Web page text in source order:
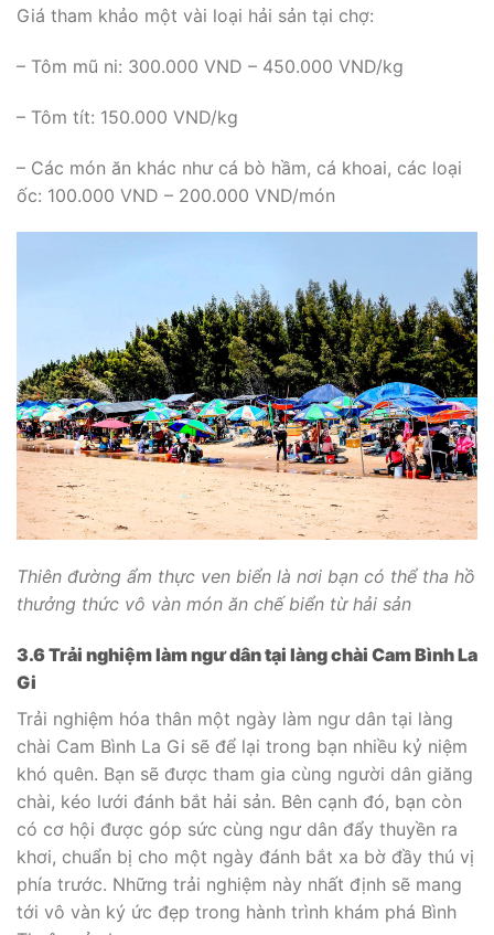
Giá tham khảo một vài loại hải sản tại chợ:
– Tôm mũ ni: 300.000 VND – 450.000 VND/kg
– Tôm tít: 150.000 VND/kg
– Các món ăn khác như cá bò hầm, cá khoai, các loại
ốc: 100.000 VND – 200.000 VND/món
Thiên đường ẩm thực ven biển là nơi bạn có thể tha hồ
thưởng thức vô vàn món ăn chế biển từ hải sản
3.6 Trải nghiệm làm ngư dân tại làng chài Cam Bình La
Gi
Trải nghiệm hóa thân một ngày làm ngư dân tại làng
chài Cam Bình La Gi sẽ để lại trong bạn nhiều kỷ niệm
khó quên. Bạn sẽ được tham gia cùng người dân giăng
chài, kéo lưới đánh bắt hải sản. Bên cạnh đó, bạn còn
có cơ hội được góp sức cùng ngư dân đẩy thuyền ra
khơi, chuẩn bị cho một ngày đánh bắt xa bờ đầy thú vị
phía trước. Những trải nghiệm này nhất định sẽ mang
tới vô vàn ký ức đẹp trong hành trình khám phá Bình